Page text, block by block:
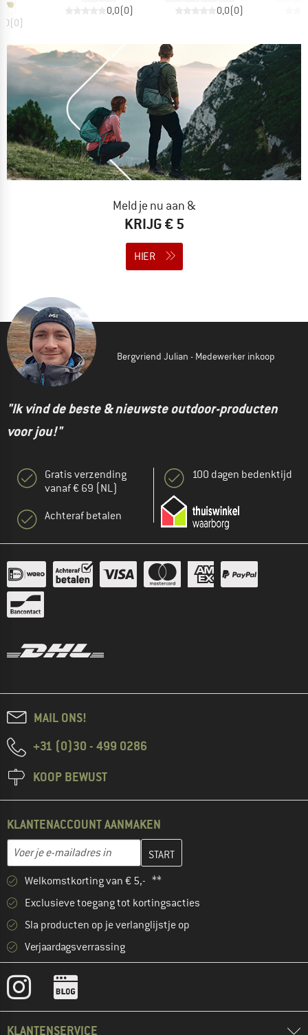
(0)
0,0(0)
0,0(0)
Meld je nu aan &
KRIJG € 5
HIER
Bergvriend Julian - Medewerker inkoop
"Ik vind de beste & nieuwste outdoor-producten
voor jou!"
Gratis verzending
vanaf € 69 (NL)
Achteraf betalen
100 dagen bedenktijd
MAIL ONS!
+31 (0)30 - 499 0286
KOOP BEWUST
KLANTENACCOUNT AANMAKEN
E-mailadres
Vul je e-mailadres hier in en maak in de volgende stap je
Welkomstkorting van € 5,- **
Exclusieve toegang tot kortingsacties
Sla producten op je verlanglijstje op
Verjaardagsverrassing
KLANTENSERVICE